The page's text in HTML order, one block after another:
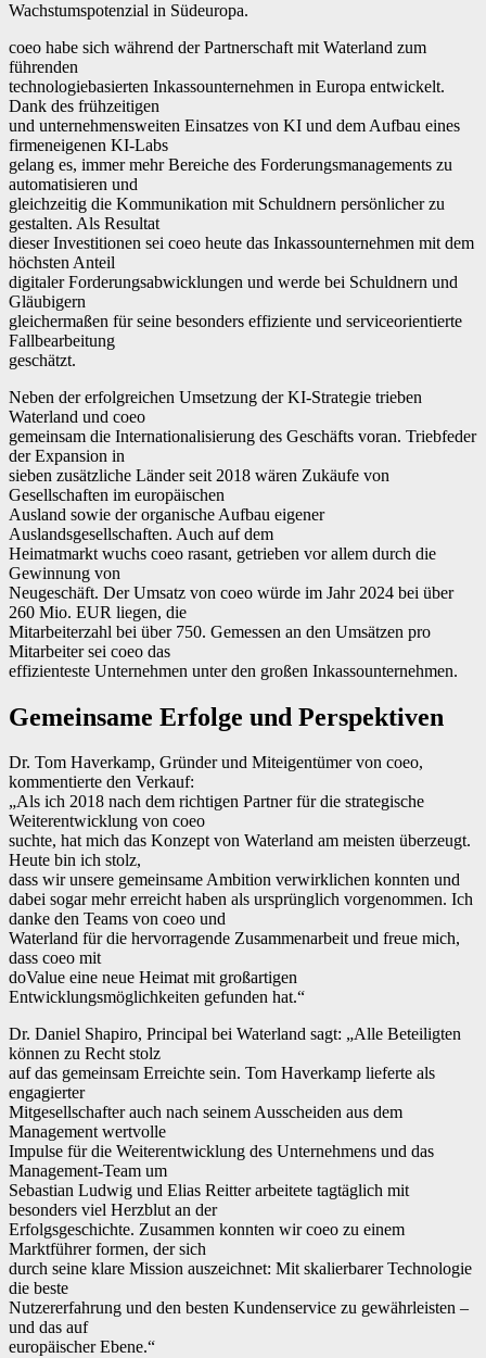
Wachstumspotenzial in Südeuropa.
coeo habe sich während der Partnerschaft mit Waterland zum
führenden
technologiebasierten Inkassounternehmen in Europa entwickelt.
Dank des frühzeitigen
und unternehmensweiten Einsatzes von KI und dem Aufbau eines
firmeneigenen KI-Labs
gelang es, immer mehr Bereiche des Forderungsmanagements zu
automatisieren und
gleichzeitig die Kommunikation mit Schuldnern persönlicher zu
gestalten. Als Resultat
dieser Investitionen sei coeo heute das Inkassounternehmen mit dem
höchsten Anteil
digitaler Forderungsabwicklungen und werde bei Schuldnern und
Gläubigern
gleichermaßen für seine besonders effiziente und serviceorientierte
Fallbearbeitung
geschätzt.
Neben der erfolgreichen Umsetzung der KI-Strategie trieben
Waterland und coeo
gemeinsam die Internationalisierung des Geschäfts voran. Triebfeder
der Expansion in
sieben zusätzliche Länder seit 2018 wären Zukäufe von
Gesellschaften im europäischen
Ausland sowie der organische Aufbau eigener
Auslandsgesellschaften. Auch auf dem
Heimatmarkt wuchs coeo rasant, getrieben vor allem durch die
Gewinnung von
Neugeschäft. Der Umsatz von coeo würde im Jahr 2024 bei über
260 Mio. EUR liegen, die
Mitarbeiterzahl bei über 750. Gemessen an den Umsätzen pro
Mitarbeiter sei coeo das
effizienteste Unternehmen unter den großen Inkassounternehmen.
Gemeinsame Erfolge und Perspektiven
Dr. Tom Haverkamp, Gründer und Miteigentümer von coeo,
kommentierte den Verkauf:
„Als ich 2018 nach dem richtigen Partner für die strategische
Weiterentwicklung von coeo
suchte, hat mich das Konzept von Waterland am meisten überzeugt.
Heute bin ich stolz,
dass wir unsere gemeinsame Ambition verwirklichen konnten und
dabei sogar mehr erreicht haben als ursprünglich vorgenommen. Ich
danke den Teams von coeo und
Waterland für die hervorragende Zusammenarbeit und freue mich,
dass coeo mit
doValue eine neue Heimat mit großartigen
Entwicklungsmöglichkeiten gefunden hat.“
Dr. Daniel Shapiro, Principal bei Waterland sagt: „Alle Beteiligten
können zu Recht stolz
auf das gemeinsam Erreichte sein. Tom Haverkamp lieferte als
engagierter
Mitgesellschafter auch nach seinem Ausscheiden aus dem
Management wertvolle
Impulse für die Weiterentwicklung des Unternehmens und das
Management-Team um
Sebastian Ludwig und Elias Reitter arbeitete tagtäglich mit
besonders viel Herzblut an der
Erfolgsgeschichte. Zusammen konnten wir coeo zu einem
Marktführer formen, der sich
durch seine klare Mission auszeichnet: Mit skalierbarer Technologie
die beste
Nutzererfahrung und den besten Kundenservice zu gewährleisten –
und das auf
europäischer Ebene.“